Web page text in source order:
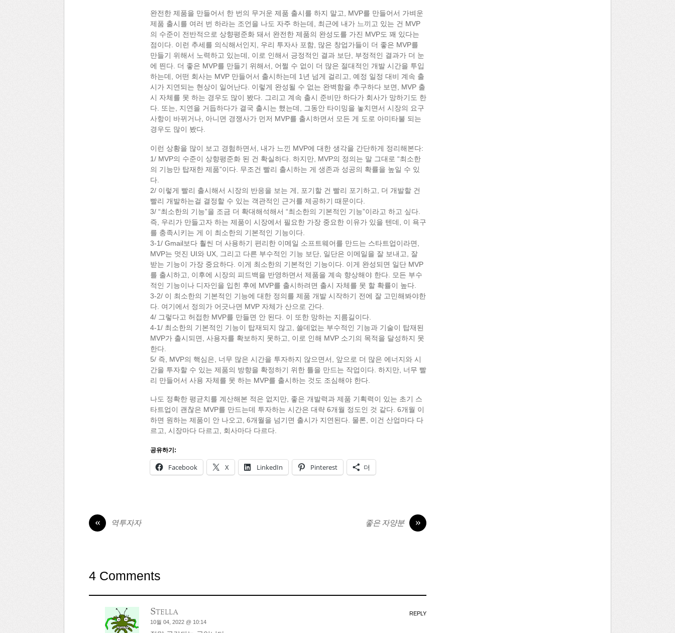
완전한 제품을 만들어서 한 번의 무거운 제품 출시를 하지 말고, MVP를 만들어서 가벼운
제품 출시를 여러 번 하라는 조언을 나도 자주 하는데, 최근에 내가 느끼고 있는 건 MVP
의 수준이 전반적으로 상향평준화 돼서 완전한 제품의 완성도를 가진 MVP도 꽤 있다는
점이다. 이런 추세를 의식해서인지, 우리 투자사 포함, 많은 창업가들이 더 좋은 MVP를
만들기 위해서 노력하고 있는데, 이로 인해서 긍정적인 결과 보단, 부정적인 결과가 더 눈
에 띈다. 더 좋은 MVP를 만들기 위해서, 어쩔 수 없이 더 많은 절대적인 개발 시간을 투입
하는데, 어떤 회사는 MVP 만들어서 출시하는데 1년 넘게 걸리고, 예정 일정 대비 계속 출
시가 지연되는 현상이 일어난다. 이렇게 완성될 수 없는 완벽함을 추구하다 보면, MVP 출
시 자체를 못 하는 경우도 많이 봤다. 그리고 계속 출시 준비만 하다가 회사가 망하기도 한
다. 또는, 지연을 거듭하다가 결국 출시는 했는데, 그동안 타이밍을 놓치면서 시장의 요구
사항이 바뀌거나, 아니면 경쟁사가 먼저 MVP를 출시하면서 모든 게 도로 아미타불 되는
경우도 많이 봤다.
이런 상황을 많이 보고 경험하면서, 내가 느낀 MVP에 대한 생각을 간단하게 정리해본다:
1/ MVP의 수준이 상향평준화 된 건 확실하다. 하지만, MVP의 정의는 말 그대로 “최소한
의 기능만 탑재한 제품”이다. 무조건 빨리 출시하는 게 생존과 성공의 확률을 높일 수 있
다.
2/ 이렇게 빨리 출시해서 시장의 반응을 보는 게, 포기할 건 빨리 포기하고, 더 개발할 건
빨리 개발하는걸 결정할 수 있는 객관적인 근거를 제공하기 때문이다.
3/ “최소한의 기능”을 조금 더 확대해석해서 “최소한의 기본적인 기능”이라고 하고 싶다.
즉, 우리가 만들고자 하는 제품이 시장에서 필요한 가장 중요한 이유가 있을 텐데, 이 욕구
를 충족시키는 게 이 최소한의 기본적인 기능이다.
3-1/ Gmail보다 훨씬 더 사용하기 편리한 이메일 소프트웨어를 만드는 스타트업이라면,
MVP는 멋진 UI와 UX, 그리고 다른 부수적인 기능 보단, 일단은 이메일을 잘 보내고, 잘
받는 기능이 가장 중요하다. 이게 최소한의 기본적인 기능이다. 이게 완성되면 일단 MVP
를 출시하고, 이후에 시장의 피드백을 반영하면서 제품을 계속 향상해야 한다. 모든 부수
적인 기능이나 디자인을 입힌 후에 MVP를 출시하려면 출시 자체를 못 할 확률이 높다.
3-2/ 이 최소한의 기본적인 기능에 대한 정의를 제품 개발 시작하기 전에 잘 고민해봐야한
다. 여기에서 정의가 어긋나면 MVP 자체가 산으로 간다.
4/ 그렇다고 허접한 MVP를 만들면 안 된다. 이 또한 망하는 지름길이다.
4-1/ 최소한의 기본적인 기능이 탑재되지 않고, 쓸데없는 부수적인 기능과 기술이 탑재된
MVP가 출시되면, 사용자를 확보하지 못하고, 이로 인해 MVP 소기의 목적을 달성하지 못
한다.
5/ 즉, MVP의 핵심은, 너무 많은 시간을 투자하지 않으면서, 앞으로 더 많은 에너지와 시
간을 투자할 수 있는 제품의 방향을 확정하기 위한 틀을 만드는 작업이다. 하지만, 너무 빨
리 만들어서 사용 자체를 못 하는 MVP를 출시하는 것도 조심해야 한다.
나도 정확한 평균치를 계산해본 적은 없지만, 좋은 개발력과 제품 기획력이 있는 초기 스
타트업이 괜찮은 MVP를 만드는데 투자하는 시간은 대략 6개월 정도인 것 같다. 6개월 이
하면 원하는 제품이 안 나오고, 6개월을 넘기면 출시가 지연된다. 물론, 이건 산업마다 다
르고, 시장마다 다르고, 회사마다 다르다.
공유하기:
Facebook X LinkedIn Pinterest 더
« 역투자자 »
좋은 자양분
4 Comments
Stella
10월 04, 2022 @ 10:14
REPLY